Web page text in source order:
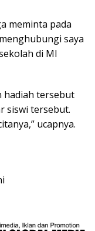
meminta pada
saya
di MI
hadiah tersebut
siswi tersebut.
ucapnya.